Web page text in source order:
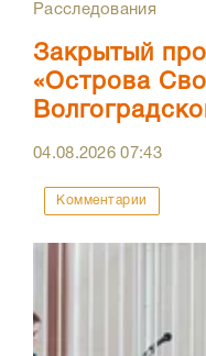
Расследования
Закрытый
«Острова
04.08.202607:43
Комментарии